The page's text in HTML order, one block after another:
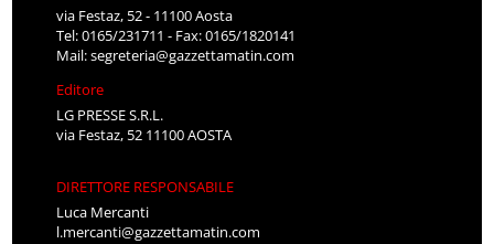
via Festaz, 52 - 11100 Aosta
Tel: 0165/231711 - Fax: 0165/1820141
Mail:segreteria@gazzettamatin.com
Editore
LG PRESSE S.R.L.
via Festaz, 52 11100 AOSTA
DIRETTORE RESPONSABILE
Luca Mercanti
l.mercanti@gazzettamatin.com